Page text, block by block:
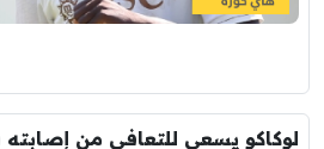
لوكاكو يسعى للتعافي من